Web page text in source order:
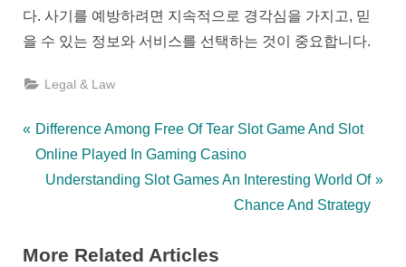
다. 사기를 예방하려면 지속적으로 경각심을 가지고, 믿
을 수 있는 정보와 서비스를 선택하는 것이 중요합니다.
Legal & Law
Post
navigation
P
r
o
Difference Among Free Of Tear Slot Game And Slot
Online Played In Gaming Casino
N
t
Understanding Slot Games An Interesting World Of
Chance And Strategy
More Related Articles